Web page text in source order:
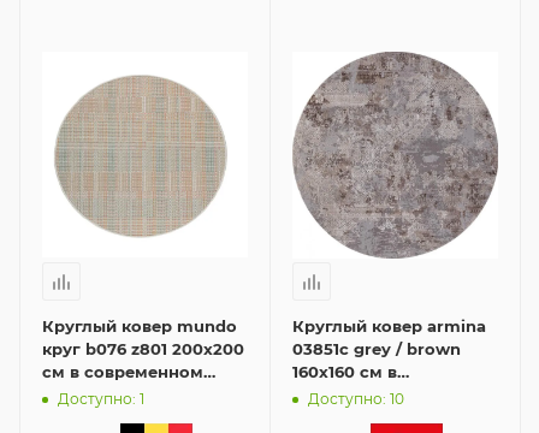
Круглый ковер mundo
круг b076 z801 200x200
см в современном
стиле
Доступно: 1
Круглый ковер armina
03851c grey / brown
160x160 см в
современном стиле
Доступно: 10